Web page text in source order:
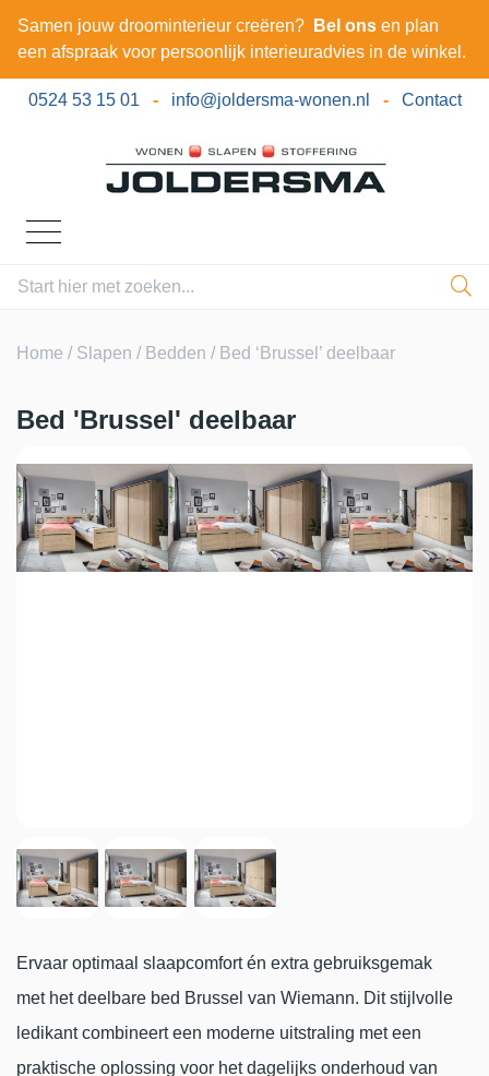
Samen jouw droominterieur creëren? Bel ons en plan
een afspraak voor persoonlijk interieuradvies in de winkel.
0524 53 15 01 - info@joldersma-wonen.nl - Contact
Home / Slapen / Bedden / Bed ‘Brussel’ deelbaar
Bed 'Brussel' deelbaar
Ervaar optimaal slaapcomfort én extra gebruiksgemak
met het deelbare bed Brussel van Wiemann. Dit stijlvolle
ledikant combineert een moderne uitstraling met een
praktische oplossing voor het dagelijks onderhoud van